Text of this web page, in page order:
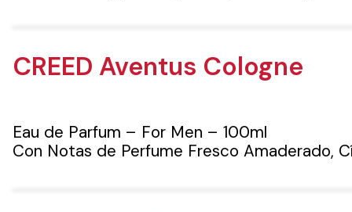
CREED Aventus Cologne
Eau de Parfum – For Men – 100ml
Con Notas de Perfume Fresco Amaderado,